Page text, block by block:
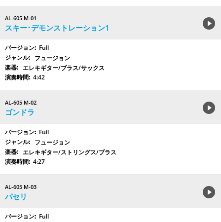
AL-605 M-01
スキー･デモンストレーション1
Full
フュージョン
エレキギター/ブラス/サックス
4:42
AL-605 M-02
ゴンドラ
Full
フュージョン
エレキギター/ストリングス/ブラス
4:27
AL-605 M-03
パセリ
Full